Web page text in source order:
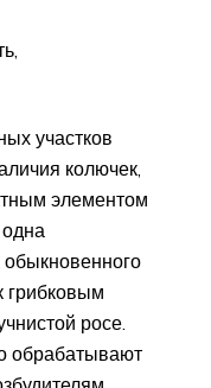
участков
колючек,
элементом
грибковым
росе.
обрабатывают